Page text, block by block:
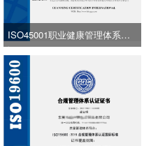
ISO45001职业健康管理体系认
证